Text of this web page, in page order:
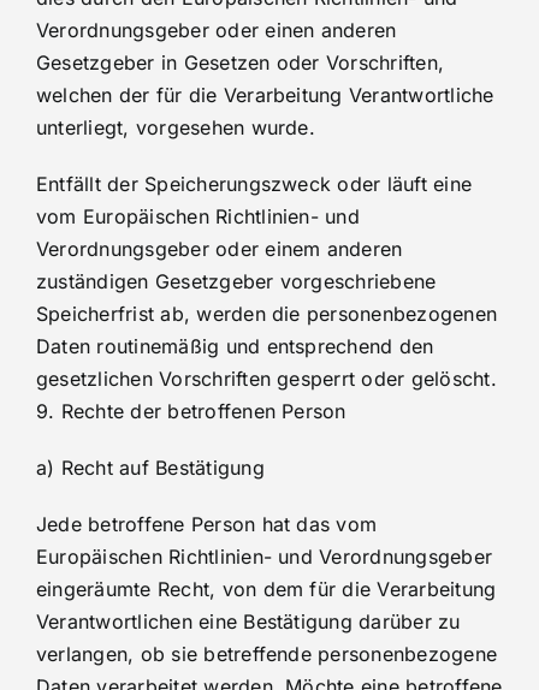
Verordnungsgeber oder einen anderen
Gesetzgeber in Gesetzen oder Vorschriften,
welchen der für die Verarbeitung Verantwortliche
unterliegt, vorgesehen wurde.
Entfällt der Speicherungszweck oder läuft eine
vom Europäischen Richtlinien- und
Verordnungsgeber oder einem anderen
zuständigen Gesetzgeber vorgeschriebene
Speicherfrist ab, werden die personenbezogenen
Daten routinemäßig und entsprechend den
gesetzlichen Vorschriften gesperrt oder gelöscht.
9. Rechte der betroffenen Person
a) Recht auf Bestätigung
Jede betroffene Person hat das vom
Europäischen Richtlinien- und Verordnungsgeber
eingeräumte Recht, von dem für die Verarbeitung
Verantwortlichen eine Bestätigung darüber zu
verlangen, ob sie betreffende personenbezogene